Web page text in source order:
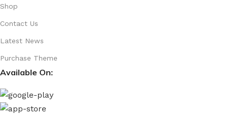
Shop
Contact Us
Latest News
Purchase Theme
Available On: